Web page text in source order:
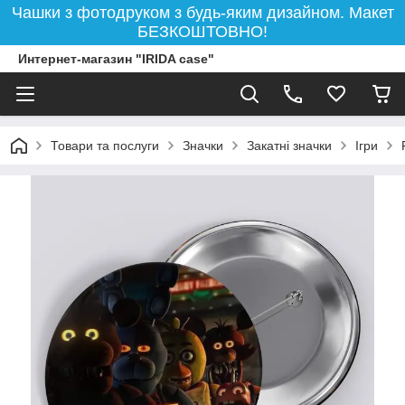
Чашки з фотодруком з будь-яким дизайном. Макет
БЕЗКОШТОВНО!
Интернет-магазин "IRIDA case"
Товари та послуги Значки Закатні значки Ігри